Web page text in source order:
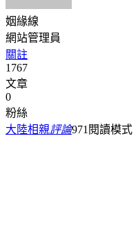
姻緣線
網站管理員
關註
1767
文章
0
粉絲
大陸相親評論971 閱讀模式